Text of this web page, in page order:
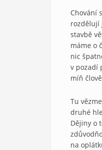
Chování
rozdělují
stavbě
máme o
nic
v pozadí
míň
Tu
druhé
Dějiny o
na